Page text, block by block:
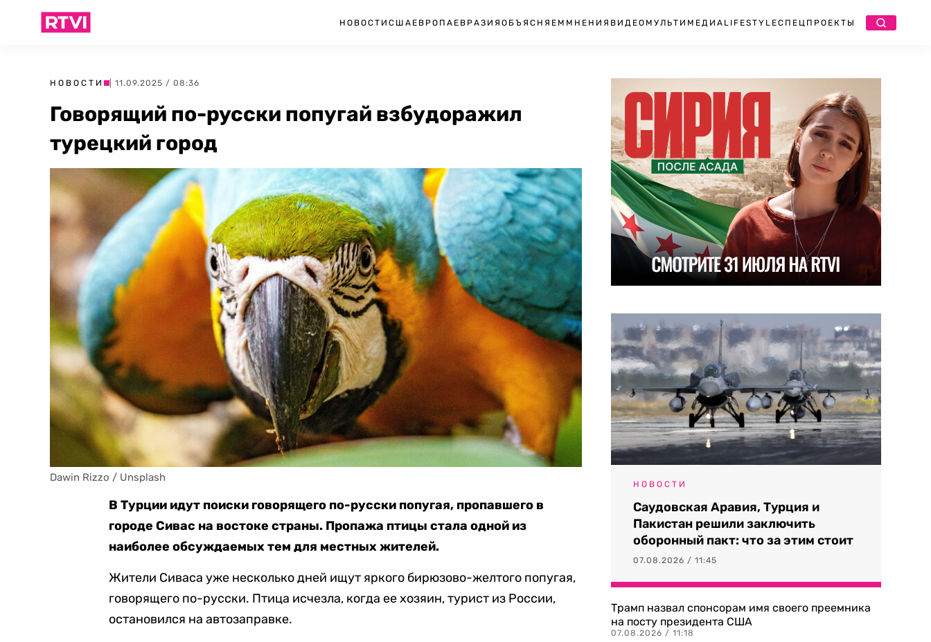
НОВОСТИ США ЕВРОПА ЕВРАЗИЯ ОБЪЯСНЯЕМ МНЕНИЯ ВИДЕО МУЛЬТИМЕДИА LIFESTYLEСПЕЦПРОЕКТЫ
НОВОСТИ | 11.09.2025 / 08:36
Говорящий по-русски попугай взбудоражил
турецкий город
Dawin Rizzo / Unsplash
В Турции идут поиски говорящего по-русски попугая, пропавшего в
городе Сивас на востоке страны. Пропажа птицы стала одной из
наиболее обсуждаемых тем для местных жителей.
Жители Сиваса уже несколько дней ищут яркого бирюзово-желтого попугая,
говорящего по-русски. Птица исчезла, когда ее хозяин, турист из России,
остановился на автозаправке.
НОВОСТИ
Саудовская Аравия, Турция и
Пакистан решили заключить
оборонный пакт: что за этим стоит
07.08.2026 / 11:45
Трамп назвал спонсорам имя своего преемника
на посту президента США
07.08.2026 / 11:18